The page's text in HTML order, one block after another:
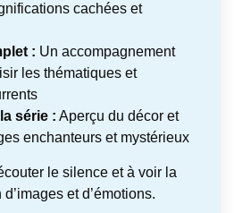
cachées et
: Un accompagnement
les thématiques et
série : Aperçu du décor et
enchanteurs et mystérieux
le silence et à voir la
et d’émotions.